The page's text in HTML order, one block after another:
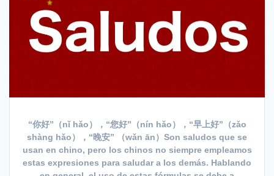
“你好”（nǐ hǎo），“您好”（nín hǎo），“早上好”（zǎo
shàng hǎo），“晚安” （wǎn ān）Son saludos que se
usan en chino, pero los chinos no siempre empleamos
estas expresiones para saludar a los demás. Hablando